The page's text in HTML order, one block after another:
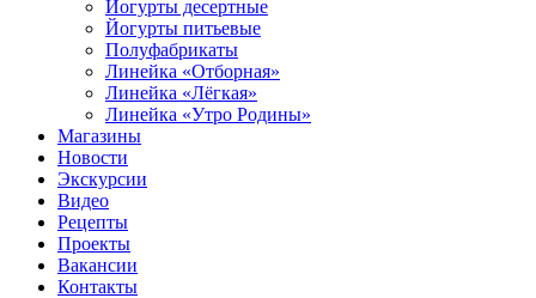
Йогурты десертные
Йогурты питьевые
Полуфабрикаты
Линейка «Отборная»
Линейка «Лёгкая»
Линейка «Утро Родины»
Магазины
Новости
Экскурсии
Видео
Рецепты
Проекты
Вакансии
Контакты